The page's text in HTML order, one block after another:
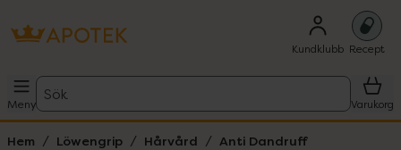
Kundklubb Recept
Meny
Sök
Varukorg
Hem Löwengrip Hårvård Anti Dandruff